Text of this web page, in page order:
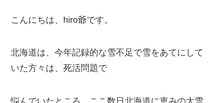
こんにちは、hiro爺です。
北海道は、今年記録的な雪不足で雪をあてにして
いた方々は、死活問題で